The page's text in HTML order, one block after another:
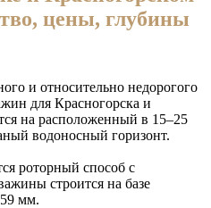
цены, глубины
и относительно недорогого
для Красногорска и
на расположенный в 15–25
водоносный горизонт.
роторный способ с
строится на базе
мм.